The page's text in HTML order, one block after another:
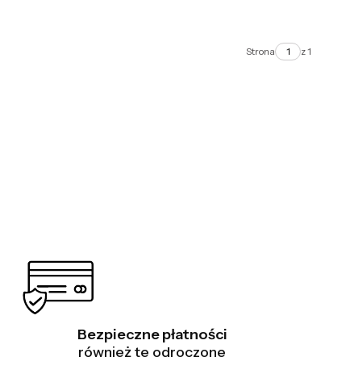
Strona z 1
Bezpieczne płatności
również te odroczone